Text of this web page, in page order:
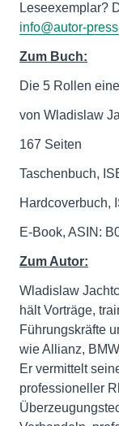
Leseexemplar?
info@autor-
Zum Buch:
Die 5 Rollen
von Wladislaw
167 Seiten
Taschenbuch,
Hardcoverbuch,
E-Book, ASIN:
Zum Autor:
Wladislaw
hält Vorträge,
Führungskräfte
wie Allianz,
Er vermittelt
professioneller